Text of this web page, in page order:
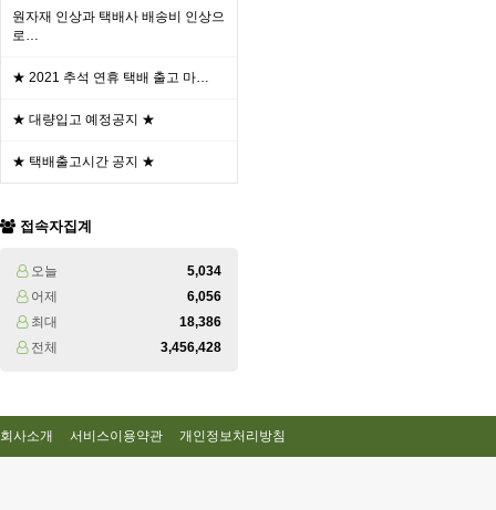
원자재 인상과 택배사 배송비 인상으
로…
★ 2021 추석 연휴 택배 출고 마…
★ 대량입고 예정공지 ★
★ 택배출고시간 공지 ★
접속자집계
오늘
5,034
어제
6,056
최대
18,386
전체
3,456,428
회사소개 서비스이용약관 개인정보처리방침